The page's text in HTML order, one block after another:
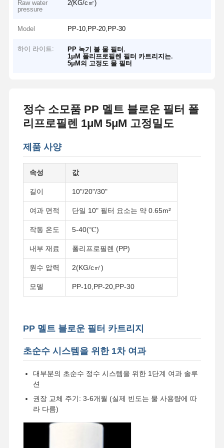
Raw water
pressure
2(KG/c㎡)
Model PP-10,PP-20,PP-30
하이 라이트: PP 녹기 불 물 필터
1μM 폴리프로필렌 필터 카트리지는
5μM의 고정도 물 필터
정수 소모품 PP 멜트 블로운 필터 폴
리프로필렌 1μM 5μM 고정밀도
제품 사양
속성 값
길이 10"/20"/30"
여과 면적 단일 10" 필터 요소는 약 0.65m²
작동 온도 5-40(℃)
내부 재료 폴리프로필렌 (PP)
원수 압력 2(KG/c㎡)
모델 PP-10,PP-20,PP-30
PP 멜트 블로운 필터 카트리지
초순수 시스템을 위한 1차 여과
대부분의 초순수 정수 시스템을 위한 1단계 여과 솔루
션
권장 교체 주기: 3-6개월 (실제 빈도는 물 사용량에 따
라 다름)